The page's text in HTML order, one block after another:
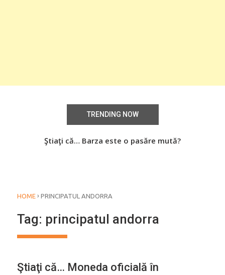
TRENDING NOW
Ştiaţi că… Barza este o pasăre mută?
HOME › PRINCIPATUL ANDORRA
Tag: principatul andorra
Ştiaţi că… Moneda oficială în